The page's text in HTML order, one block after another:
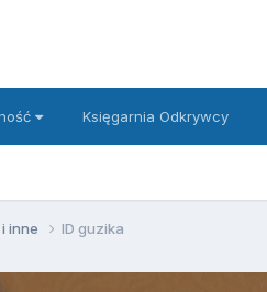
Księgarnia Odkrywcy
inne ID guzika